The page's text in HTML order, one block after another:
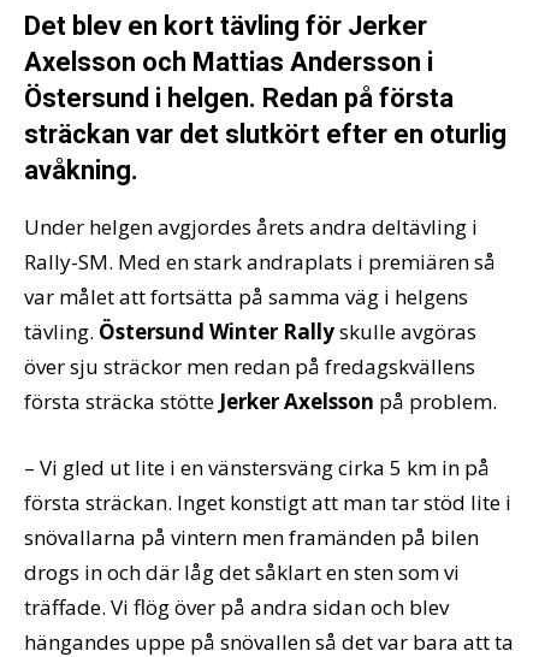
Det blev en kort tävling för Jerker
Axelsson och Mattias Andersson i
Östersund i helgen. Redan på första
sträckan var det slutkört efter en oturlig
avåkning.
Under helgen avgjordes årets andra deltävling i
Rally-SM. Med en stark andraplats i premiären så
var målet att fortsätta på samma väg i helgens
tävling. Östersund Winter Rallyskulle avgöras
över sju sträckor men redan på fredagskvällens
första sträcka stötte Jerker Axelsson på problem.
– Vi gled ut lite i en vänstersväng cirka 5 km in på
första sträckan. Inget konstigt att man tar stöd lite i
snövallarna på vintern men framänden på bilen
drogs in och där låg det såklart en sten som vi
träffade. Vi flög över på andra sidan och blev
hängandes uppe på snövallen så det var bara att ta